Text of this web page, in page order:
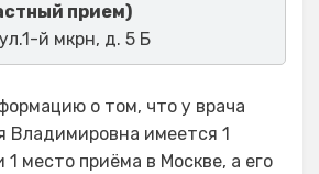
прием)
й мкрн, д. 5 Б
о том, что у врача
Владимировна имеется 1
1 место приёма в Москве, а его